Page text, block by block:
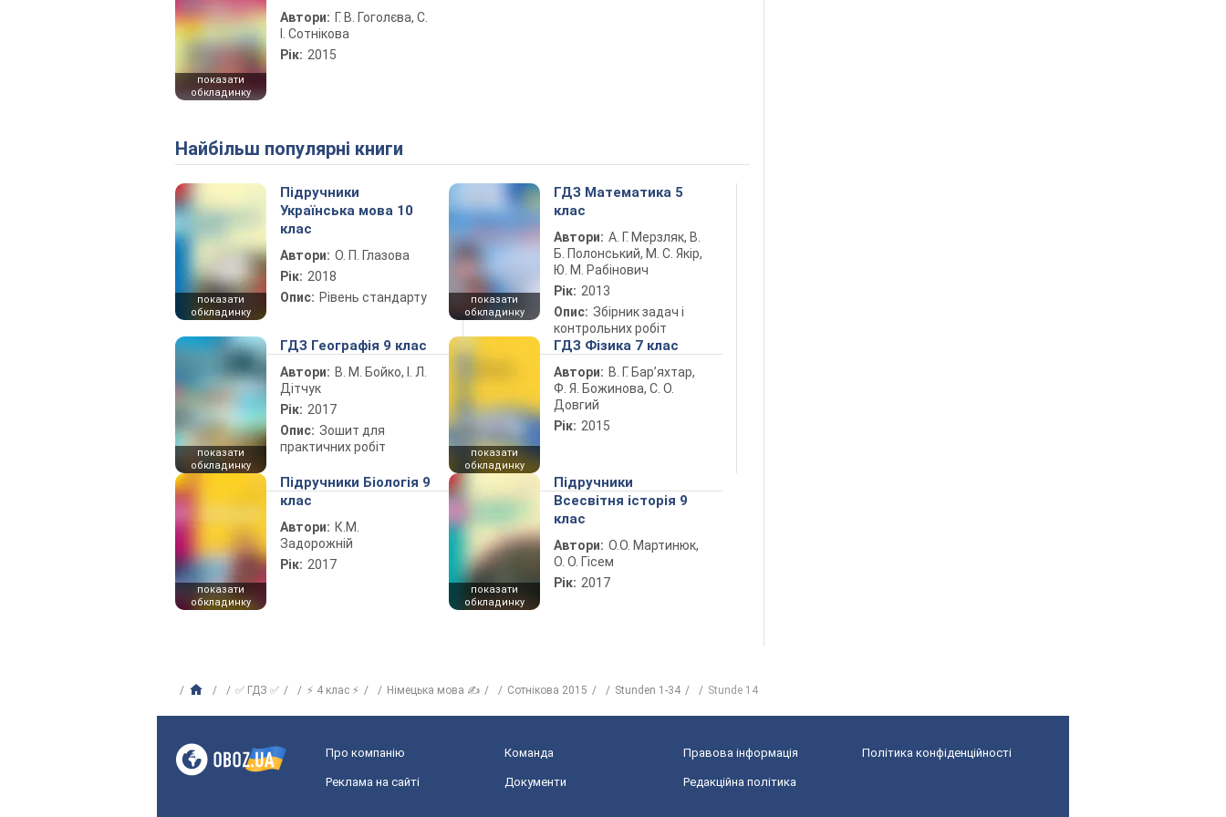
показати
обкладинку
Автори: Г. В. Гоголєва, С.
І. Сотнікова
Рік: 2015
Найбільш популярні книги
показати
обкладинку
Підручники
Українська мова 10
клас
Автори: О. П. Глазова
Рік: 2018
Опис: Рівень стандарту
показати
обкладинку
ГДЗ Математика 5
клас
Автори: А. Г. Мерзляк, В.
Б. Полонський, М. С. Якір,
Ю. М. Рабінович
Рік: 2013
Опис: Збірник задач і
контрольних робіт
показати
обкладинку
ГДЗ Географія 9 клас
Автори: В. М. Бойко, І. Л.
Дітчук
Рік: 2017
Опис: Зошит для
практичних робіт
показати
обкладинку
ГДЗ Фізика 7 клас
Автори: В. Г. Бар’яхтар,
Ф. Я. Божинова, С. О.
Довгий
Рік: 2015
показати
обкладинку
Підручники Біологія 9
клас
Автори: К.М.
Задорожній
Рік: 2017
показати
обкладинку
Підручники
Всесвітня історія 9
клас
Автори: О.О. Мартинюк,
О. О. Гісем
Рік: 2017
✅ ГДЗ ✅ ⚡ 4 клас ⚡ Німецька мова ✍ Сотнікова 2015 Stunden 1-34 Stunde 14
Про компанію Команда Правова інформація Політика конфіденційності
Реклама на сайті Документи Редакційна політика